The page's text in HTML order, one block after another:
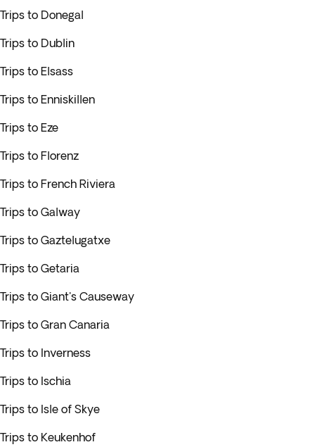
Trips to Donegal
Trips to Dublin
Trips to Elsass
Trips to Enniskillen
Trips to Eze
Trips to Florenz
Trips to French Riviera
Trips to Galway
Trips to Gaztelugatxe
Trips to Getaria
Trips to Giant's Causeway
Trips to Gran Canaria
Trips to Inverness
Trips to Ischia
Trips to Isle of Skye
Trips to Keukenhof